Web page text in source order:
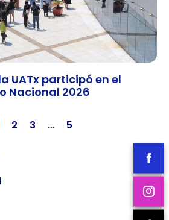
UATx participó en el
Nacional 2026
2 3 … 5